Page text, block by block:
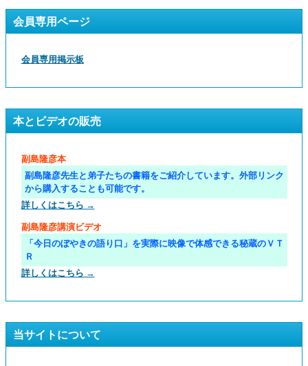
会員専用ページ
会員専用掲示板
本とビデオの販売
副島隆彦本
副島隆彦先生と弟子たちの書籍をご紹介しています。外部リンク
から購入することも可能です。
詳しくはこちら →
副島隆彦講演ビデオ
「今日のぼやきの語り口」を実際に映像で体感できる秘蔵のＶＴ
Ｒ
詳しくはこちら →
当サイトについて